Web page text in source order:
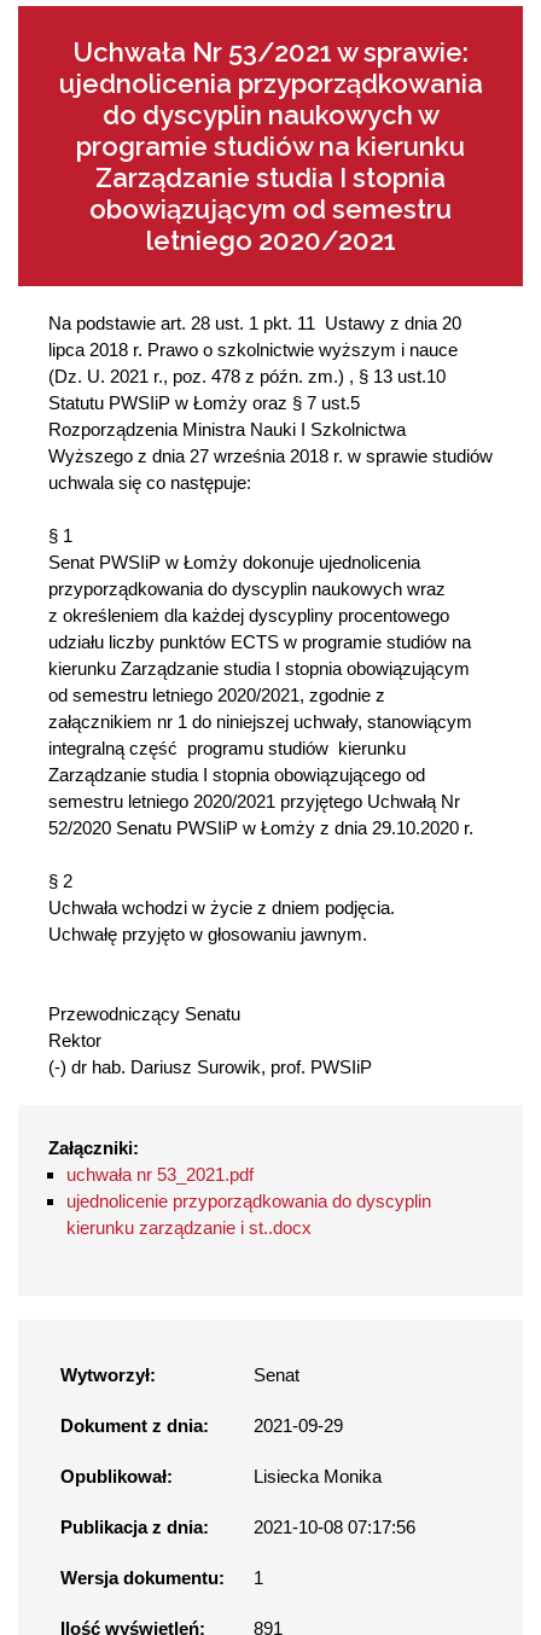
Uchwała Nr 53/2021 w sprawie:
ujednolicenia przyporządkowania
do dyscyplin naukowych w
programie studiów na kierunku
Zarządzanie studia I stopnia
obowiązującym od semestru
letniego 2020/2021
Na podstawie art. 28 ust. 1 pkt. 11 Ustawy z dnia 20
lipca 2018 r. Prawo o szkolnictwie wyższym i nauce
(Dz. U. 2021 r., poz. 478 z późn. zm.) , § 13 ust.10
Statutu PWSIiP w Łomży oraz § 7 ust.5
Rozporządzenia Ministra Nauki I Szkolnictwa
Wyższego z dnia 27 września 2018 r. w sprawie studiów
uchwala się co następuje:
§ 1
Senat PWSIiP w Łomży dokonuje ujednolicenia
przyporządkowania do dyscyplin naukowych wraz
z określeniem dla każdej dyscypliny procentowego
udziału liczby punktów ECTS w programie studiów na
kierunku Zarządzanie studia I stopnia obowiązującym
od semestru letniego 2020/2021, zgodnie z
załącznikiem nr 1 do niniejszej uchwały, stanowiącym
integralną część programu studiów kierunku
Zarządzanie studia I stopnia obowiązującego od
semestru letniego 2020/2021 przyjętego Uchwałą Nr
52/2020 Senatu PWSIiP w Łomży z dnia 29.10.2020 r.
§ 2
Uchwała wchodzi w życie z dniem podjęcia.
Uchwałę przyjęto w głosowaniu jawnym.
Przewodniczący Senatu
Rektor
(-) dr hab. Dariusz Surowik, prof. PWSIiP
Załączniki:
uchwała nr 53_2021.pdf
ujednolicenie przyporządkowania do dyscyplin
kierunku zarządzanie i st..docx
Wytworzył: Senat
Dokument z dnia: 2021-09-29
Opublikował: Lisiecka Monika
Publikacja z dnia: 2021-10-08 07:17:56
Wersja dokumentu: 1
Ilość wyświetleń: 891